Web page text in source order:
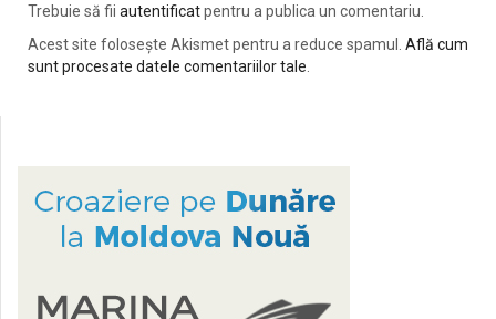
Trebuie să fii autentificatpentru a publica un comentariu.
Acest site folosește Akismet pentru a reduce spamul. Află cum
sunt procesate datele comentariilor tale